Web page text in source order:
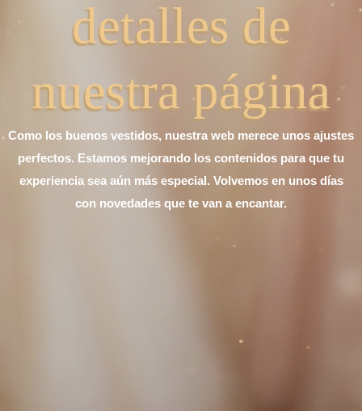
detalles de
nuestra página
Como los buenos vestidos, nuestra web merece unos ajustes
perfectos. Estamos mejorando los contenidos para que tu
experiencia sea aún más especial. Volvemos en unos días
con novedades que te van a encantar.